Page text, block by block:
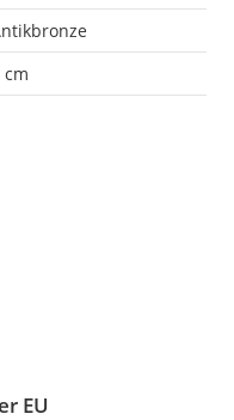
cm
EU